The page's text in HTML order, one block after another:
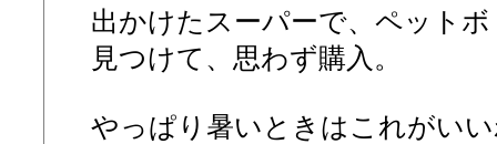
出かけたスーパーで、ペット
見つけて、思わず購入。
やっぱり暑いときはこれがい